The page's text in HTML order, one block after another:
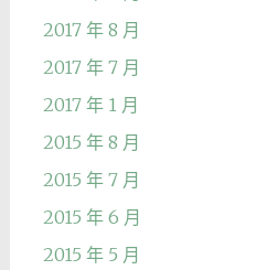
2017 年 8 月
2017 年 7 月
2017 年 1 月
2015 年 8 月
2015 年 7 月
2015 年 6 月
2015 年 5 月